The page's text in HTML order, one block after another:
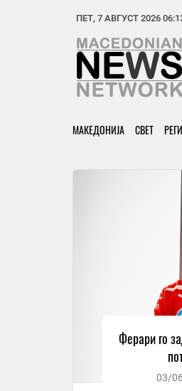
ПЕТ, 7 АВГУСТ 2026
МАКЕДОНИЈА СВЕТ
Ферари го
03/